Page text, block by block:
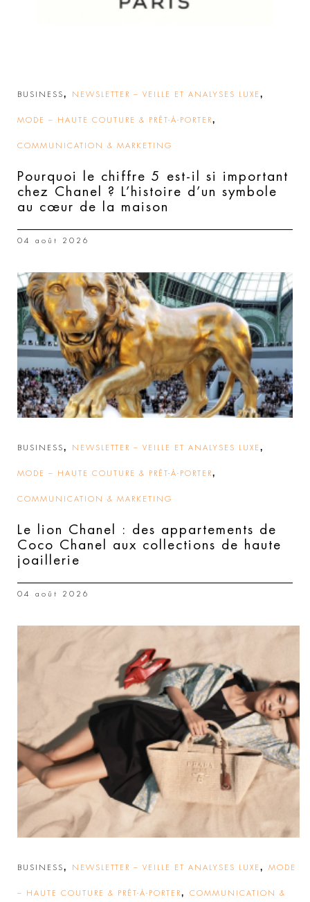
BUSINESS, NEWSLETTER – VEILLE ET ANALYSES LUXE ,
MODE – HAUTE COUTURE & PRÊT-À-PORTER,
COMMUNICATION & MARKETING
Pourquoi le chiffre 5 est-il si important
chez Chanel ? L’histoire d’un symbole
au cœur de la maison
04 août 2026
BUSINESS, NEWSLETTER – VEILLE ET ANALYSES LUXE ,
MODE – HAUTE COUTURE & PRÊT-À-PORTER,
COMMUNICATION & MARKETING
Le lion Chanel : des appartements de
Coco Chanel aux collections de haute
joaillerie
04 août 2026
BUSINESS, NEWSLETTER – VEILLE ET ANALYSES LUXE , MODE
– HAUTE COUTURE & PRÊT-À-PORTER, COMMUNICATION &